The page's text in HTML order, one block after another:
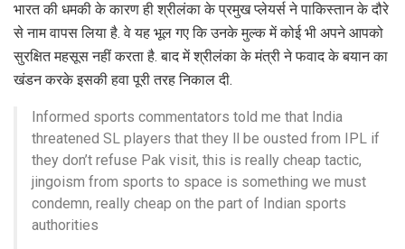
भारत की धमकी के कारण ही श्रीलंका के प्रमुख प्‍लेयर्स ने पाक‍िस्‍तान के दौरे
से नाम वापस ल‍िया है. वे यह भूल गए क‍ि उनके मुल्‍क में कोई भी अपने आपको
सुरक्ष‍ित महसूस नहीं करता है. बाद में श्रीलंका के मंत्री ने फवाद के बयान का
खंडन करके इसकी हवा पूरी तरह न‍िकाल दी.
Informed sports commentators told me that India
threatened SL players that they ll be ousted from IPL if
they don’t refuse Pak visit, this is really cheap tactic,
jingoism from sports to space is something we must
condemn, really cheap on the part of Indian sports
authorities